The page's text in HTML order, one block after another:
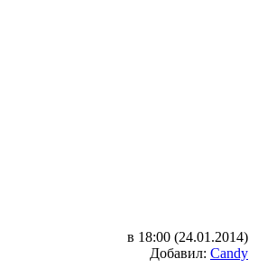
в 18:00 (24.01.2014)
Добавил: Candy